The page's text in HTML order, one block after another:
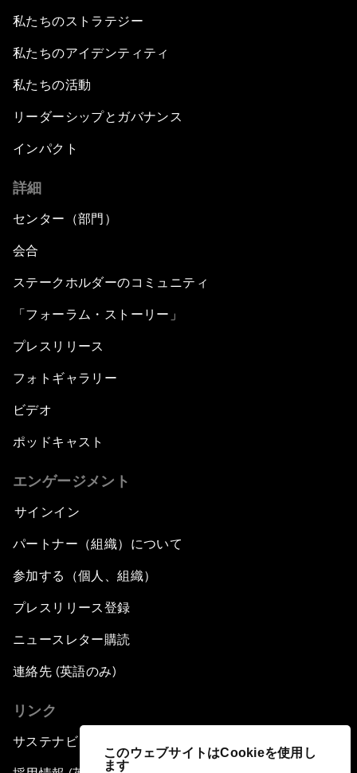
このウェブサイトはCookieを使用し
ます
私たちのストラテジー
私たちのアイデンティティ
私たちの活動
リーダーシップとガバナンス
インパクト
詳細
センター（部門）
会合
ステークホルダーのコミュニティ
「フォーラム・ストーリー」
プレスリリース
フォトギャラリー
ビデオ
ポッドキャスト
エンゲージメント
サインイン
パートナー（組織）について
参加する（個人、組織）
プレスリリース登録
ニュースレター購読
連絡先 (英語のみ)
リンク
サステナビリティへの取り組み